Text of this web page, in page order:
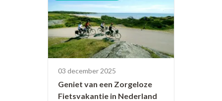
03 december 2025
Geniet van een Zorgeloze
Fietsvakantie in Nederland